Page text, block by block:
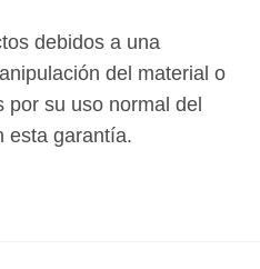
debidos a una
del material o
por su uso normal del
esta garantía.